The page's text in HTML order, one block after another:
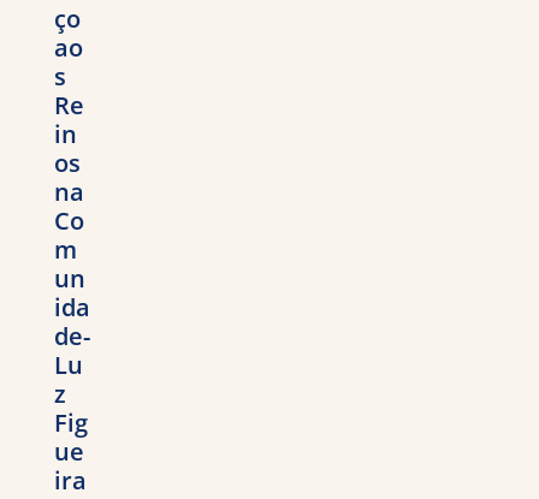
ço
ao
s
Re
in
os
na
Co
m
un
ida
de-
Lu
z
Fig
ue
ira